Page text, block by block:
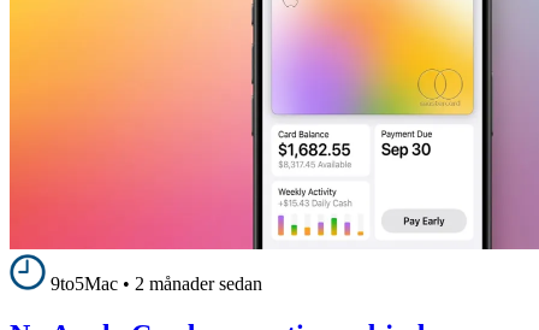
9to5Mac • 2 månader sedan